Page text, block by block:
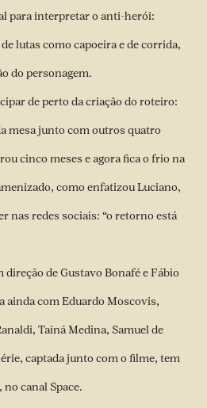
para interpretar o anti-herói:
lutas como capoeira e de corrida,
do personagem.
de perto da criação do roteiro:
mesa junto com outros quatro
cinco meses e agora fica o frio na
como enfatizou Luciano,
nas redes sociais: “o retorno está
de Gustavo Bonafé e Fábio
ainda com Eduardo Moscovis,
Tainá Medina, Samuel de
captada junto com o filme, tem
canal Space.